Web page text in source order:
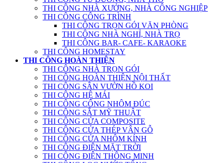
THI CÔNG NHÀ XƯỞNG, NHÀ CÔNG NGHIỆP
THI CÔNG CÔNG TRÌNH
THI CÔNG TRỌN GÓI VĂN PHÒNG
THI CÔNG NHÀ NGHỈ, NHÀ TRỌ
THI CÔNG BAR- CAFE- KARAOKE
THI CÔNG HOMESTAY
THI CÔNG HOÀN THIỆN
THI CÔNG NHÀ TRỌN GÓI
THI CÔNG HOÀN THIỆN NỘI THẤT
THI CÔNG SÂN VƯỜN HỒ KOI
THI CÔNG HỆ MÁI
THI CÔNG CỔNG NHÔM ĐÚC
THI CÔNG SẮT MỸ THUẬT
THI CÔNG CỬA COMPOSITE
THI CÔNG CỬA THÉP VÂN GỖ
THI CÔNG CỬA NHÔM KÍNH
THI CÔNG ĐIỆN MẶT TRỜI
THI CÔNG ĐIỆN THÔNG MINH